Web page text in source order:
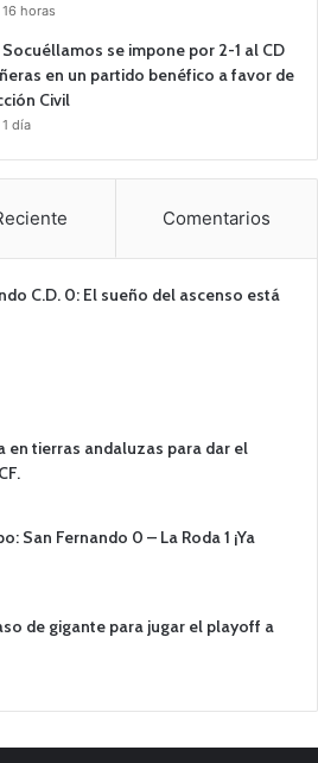
16 horas
Socuéllamos se impone por 2-1 al CD
en un partido benéfico a favor de
Civil
1 día
Comentarios
C.D. 0: El sueño del ascenso está
en tierras andaluzas para dar el
San Fernando 0 – La Roda 1 ¡Ya
de gigante para jugar el playoff a